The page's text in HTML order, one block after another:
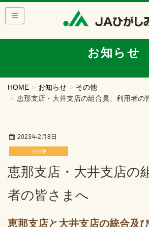
お知らせ
HOME お知らせ
その他
恵那支店・大井支店の組合員、利用者の
2023年2月8日
その他
恵那支店・大井支店の組合員、利用
者の皆さまへ
恵那支店と大井支店の統合及